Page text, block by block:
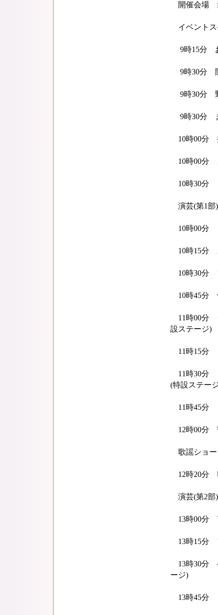
開催会場
イベントス
9時15分 お
9時30分
9時30分 野
9時30分 ま
10時00分
10時00分
10時30分
演芸(第1部)
10時00分
10時15分
10時30分
10時45分
11時00分
設ステージ)
11時15分
11時30分
(特設ステー
11時45分
12時00分
歌謡ショー
12時20分
演芸(第2部)
13時00分
13時15分
13時30分
ージ)
13時45分